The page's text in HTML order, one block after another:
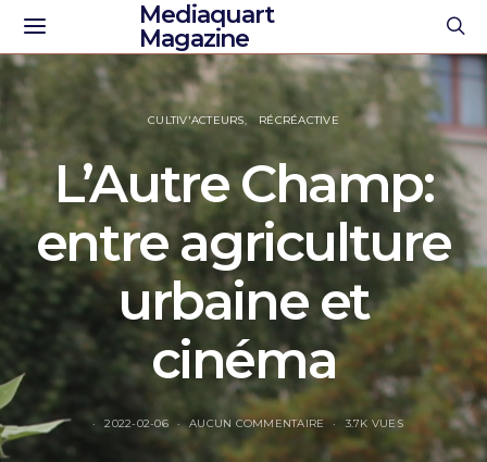
Mediaquart
Magazine
CULTIV'ACTEURS RÉCRÉACTIVE
L’Autre Champ:
entre agriculture
urbaine et
cinéma
2022-02-06 AUCUN COMMENTAIRE 3.7K VUES